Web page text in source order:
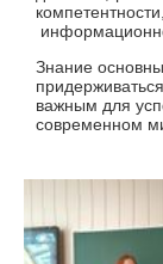
Знание
важным для
современном